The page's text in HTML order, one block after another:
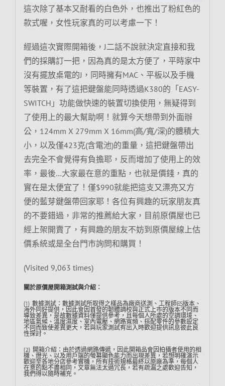
這次除了基本又耐看的白色外，也推出了粉紅色的
款式喔，女性玩家真的可以考慮一下！
經過這次實際開箱後，J二話不說就決定直接和我
們的採購訂一把，因為真的是太方便了，平時家中
沒有擺放桌電的J，同時擁有MAC、平板以及手機
等裝置，有了這把鍵盤能同時透過K380的「EASY-
SWITCH」功能做快速的裝置切換使用，無疑得到
了使用上的最大幫助啊！就算今天想帶到外面辦
公，124mm X 279mm X 16mm(高/寬/深)的體積大
小，以及僅423克(含電池)的重量，這把鍵盤帶出
去完全不會覺得有負擔耶，反而增加了使用上的效
率，最後…大家最在意的重點，也就是價錢，真的
實在是太便宜了！僅$990就能把這支又漂亮又方
便的藍芽鍵盤帶回家耶！各位有興趣的玩家朋友真
的不要錯過，非常的推薦給大家，目前原價屋也已
經上架開賣了，有興趣的朋友不妨到原價屋線上估
價系統或是全台門市詢問和購買！
(Visited 9,063 times)
關於原價屋開箱測試與介紹︰
(1) 數據測試：數據測試所取得之樣品為廠商送測、工程師ES版本、
海外同好提供，因此會因首發的韌體調校與正式上市的版本不同而
導致差異，是故數據資料僅提供參考，且每個人所處的空調環境、
地區氣候、溫度濕度、室內電壓、網路寬頻、搭配零件的參數設定
不同而致使差異更大，若與玩家測試有出入時歡迎提供訊息彼此良
性探討。
(2) 開箱介紹：由於透過網路傳遞，因此開箱品會因拍攝者使用的相
機、燈光、以及用戶端的螢幕顯色能力而出現差異，若想明確演示
歡迎至各地分店參考實機，所有技術規格最終以原廠為準，每個人
在意的點不盡相同，文章無法太過冗長，若有疏漏之處歡迎告知，
我們得以隨時補充。